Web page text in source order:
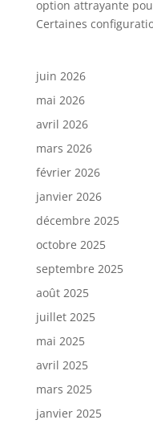
option attrayante
Certaines
juin 2026
mai 2026
avril 2026
mars 2026
février 2026
janvier 2026
décembre 2025
octobre 2025
septembre 2025
août 2025
juillet 2025
mai 2025
avril 2025
mars 2025
janvier 2025